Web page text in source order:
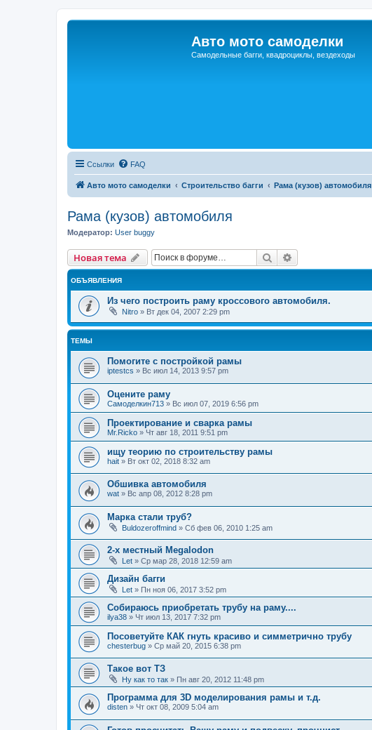
Авто мото самоделки
Самодельные багги, квадроциклы, вездеходы
Ссылки FAQ
Авто мото самоделки Строительство багги Рама (кузов) автомобиля
Рама (кузов) автомобиля
Модератор: User buggy
Новая тема Поиск
ОБЪЯВЛЕНИЯ
Из чего построить раму кроссового автомобиля.
Nitro » Вт дек 04, 2007 2:29 pm
ТЕМЫ
Помогите с постройкой рамы
iptestcs » Вс июл 14, 2013 9:57 pm
Оцените раму
Самоделкин713 » Вс июл 07, 2019 6:56 pm
Проектирование и сварка рамы
Mr.Ricko » Чт авг 18, 2011 9:51 pm
ищу теорию по строительству рамы
hait » Вт окт 02, 2018 8:32 am
Обшивка автомобиля
wat » Вс апр 08, 2012 8:28 pm
Марка стали труб?
Buldozeroffmind » Сб фев 06, 2010 1:25 am
2-х местный Megalodon
Let » Ср мар 28, 2018 12:59 am
Дизайн багги
Let » Пн ноя 06, 2017 3:52 pm
Собираюсь приобретать трубу на раму....
ilya38 » Чт июл 13, 2017 7:32 pm
Посоветуйте КАК гнуть красиво и симметрично трубу
chesterbug » Ср май 20, 2015 6:38 pm
Такое вот ТЗ
Ну как то так » Пн авг 20, 2012 11:48 pm
Программа для 3D моделирования рамы и т.д.
disten » Чт окт 08, 2009 5:04 am